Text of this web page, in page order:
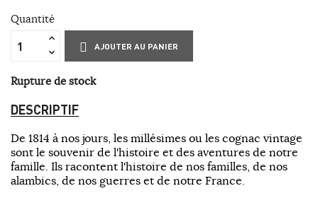
Quantité
AJOUTER AU PANIER
Rupture de stock
DESCRIPTIF
De 1814 à nos jours, les millésimes ou les cognac vintage
sont le souvenir de l'histoire et des aventures de notre
famille. Ils racontent l'histoire de nos familles, de nos
alambics, de nos guerres et de notre France.